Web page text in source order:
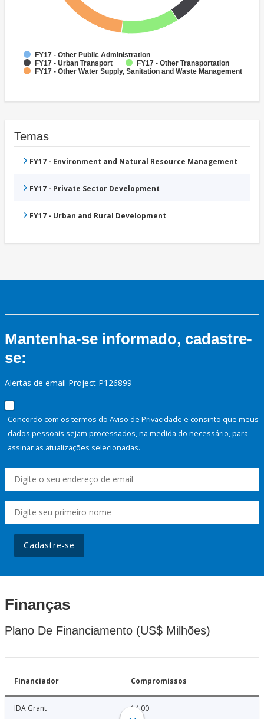
FY17 - Other Public Administration
FY17 - Urban Transport
FY17 - Other Transportation
FY17 - Other Water Supply, Sanitation and Waste Management
Temas
FY17 - Environment and Natural Resource Management
FY17 - Private Sector Development
FY17 - Urban and Rural Development
Mantenha-se informado, cadastre-
se:
Alertas de email Project P126899
Concordo com os termos do Aviso de Privacidade e consinto que meus
dados pessoais sejam processados, na medida do necessário, para
assinar as atualizações selecionadas.
Cadastre-se
Finanças
Plano De Financiamento (US$ Milhões)
Financiador Compromissos
IDA Grant 14.00